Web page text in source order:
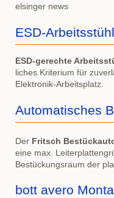
elsinger news
ESD-
ESD-gerechte
liches Kriterium für
Elektronik-Arbeitsplatz.
Automatisches
Der Fritsch
eine max.
Bestückungsraum der
bott avero